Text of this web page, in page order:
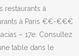
restaurants à
à Paris €€-€€€
– 17e. Consultez
table dans le